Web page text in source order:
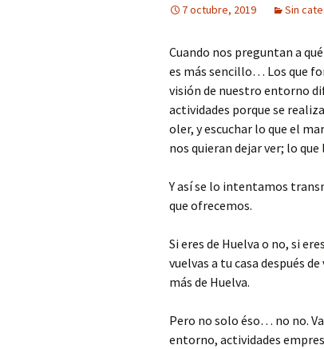
7 octubre, 2019 Sin
Cuando nos preguntan a
es más sencillo… Los que
visión de nuestro entorno
actividades porque se
oler, y escuchar lo que el
nos quieran dejar ver; lo
Y así se lo intentamos
que ofrecemos.
Si eres de Huelva o no, si
vuelvas a tu casa después
más de Huelva.
Pero no solo éso… no no.
entorno, actividades